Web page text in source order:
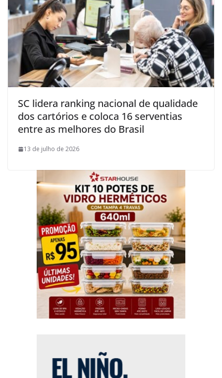
SC lidera ranking nacional de qualidade
dos cartórios e coloca 16 serventias
entre as melhores do Brasil
13 de julho de 2026